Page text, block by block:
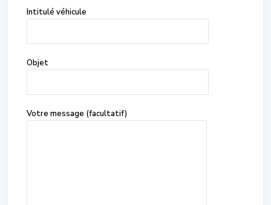
Intitulé véhicule
Objet
Votre message (facultatif)